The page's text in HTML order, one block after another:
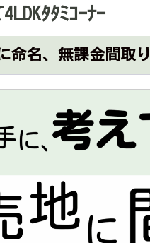
ﾀﾀﾐｺｰﾅｰ
命名、無課金間取り